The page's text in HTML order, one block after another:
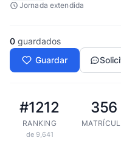
Jornada extendida
0 guardados
Guardar
#1212
RANKING
de 9,641
356